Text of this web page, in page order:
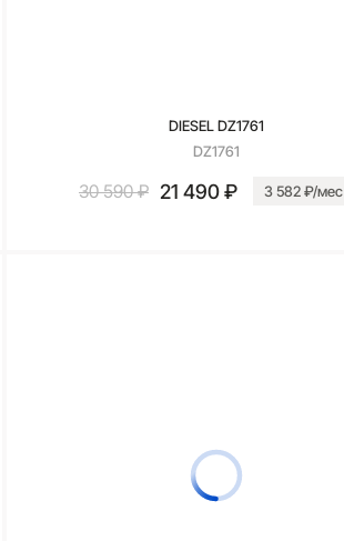
DIESEL DZ1761
DZ1761
30 590 ₽ 21 490 ₽ 3 582 ₽/мес